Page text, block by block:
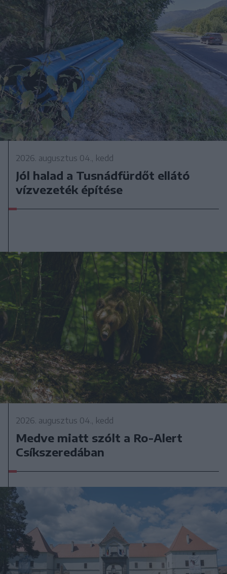
2026. augusztus 04., kedd
Jól halad a Tusnádfürdőt ellátó
vízvezeték építése
2026. augusztus 04., kedd
Medve miatt szólt a Ro-Alert
Csíkszeredában